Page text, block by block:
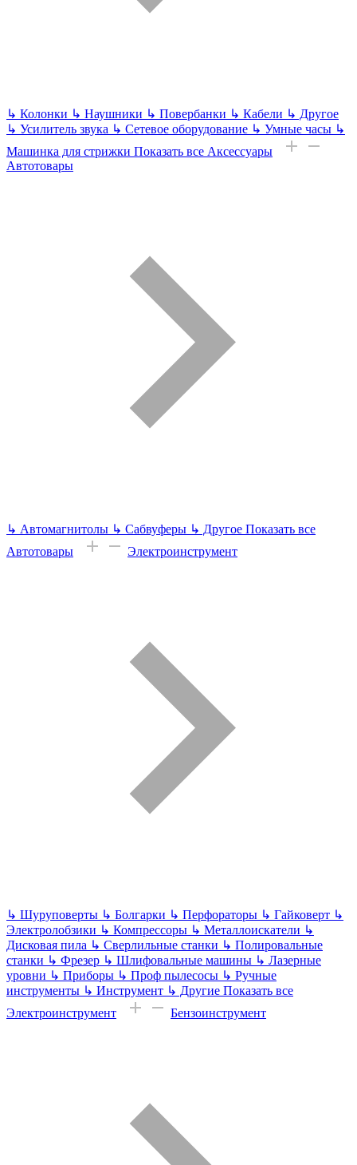
↳ Колонки ↳ Наушники ↳ Повербанки ↳ Кабели ↳ Другое
↳ Усилитель звука ↳ Сетевое оборудование ↳ Умные часы ↳
Машинка для стрижки Показать все Аксессуары
Автотовары
↳ Автомагнитолы ↳ Сабвуферы ↳ Другое Показать все
Автотовары
Электроинструмент
↳ Шуруповерты ↳ Болгарки ↳ Перфораторы ↳ Гайковерт ↳
Электролобзики ↳ Компрессоры ↳ Металлоискатели ↳
Дисковая пила ↳ Сверлильные станки ↳ Полировальные
станки ↳ Фрезер ↳ Шлифовальные машины ↳ Лазерные
уровни ↳ Приборы ↳ Проф пылесосы ↳ Ручные
инструменты ↳ Инструмент ↳ Другие Показать все
Электроинструмент
Бензоинструмент